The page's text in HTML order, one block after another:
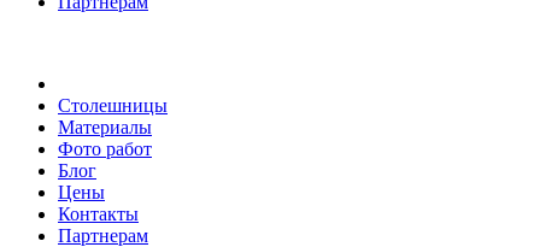
Столешницы
Материалы
Фото работ
Блог
Цены
Контакты
Партнерам